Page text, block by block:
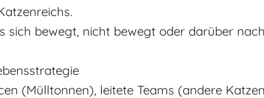
sich bewegt, nicht bewegt oder darüber
(Mülltonnen), leitete Teams (andere